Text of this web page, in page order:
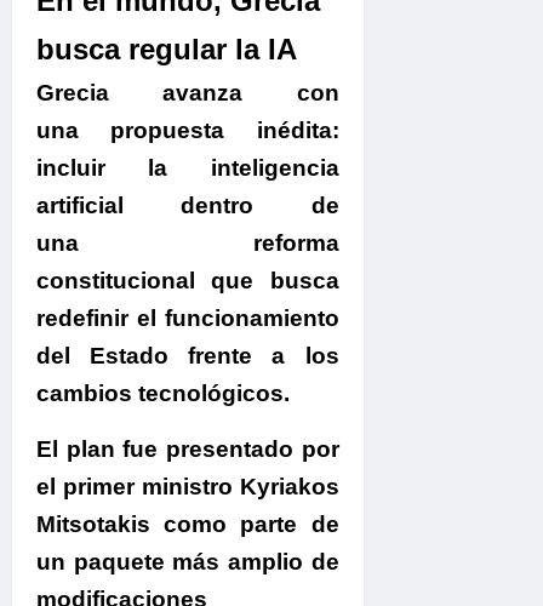
busca regular la IA
Grecia avanza con
una propuesta inédita:
incluir la inteligencia
artificial dentro de
una reforma
constitucional que busca
redefinir el funcionamiento
del Estado frente a los
cambios tecnológicos.
El plan fue presentado por
el primer ministro Kyriakos
Mitsotakis como parte de
un paquete más amplio de
modificaciones